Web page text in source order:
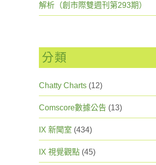
解析（創市際雙週刊第293期）
分類
Chatty Charts (12)
Comscore數據公告 (13)
IX 新聞室 (434)
IX 視覺觀點 (45)